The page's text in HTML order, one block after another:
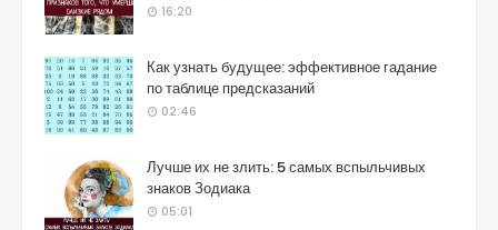
16:20
Как узнать будущее: эффективное гадание
по таблице предсказаний
02:46
Лучше их не злить: 5 самых вспыльчивых
знаков Зодиака
05:01